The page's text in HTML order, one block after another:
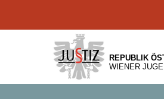
[1]
[2]
[3]
REPUBLIK
WIENER